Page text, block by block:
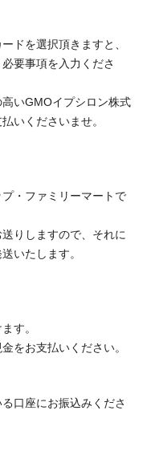
ドを選択頂きますと、
要事項を入力くださ
いGMOイプシロン株式
いくださいませ。
・ファミリーマートで
りしますので、それに
いたします。
す。
をお支払いください。
口座にお振込みくださ